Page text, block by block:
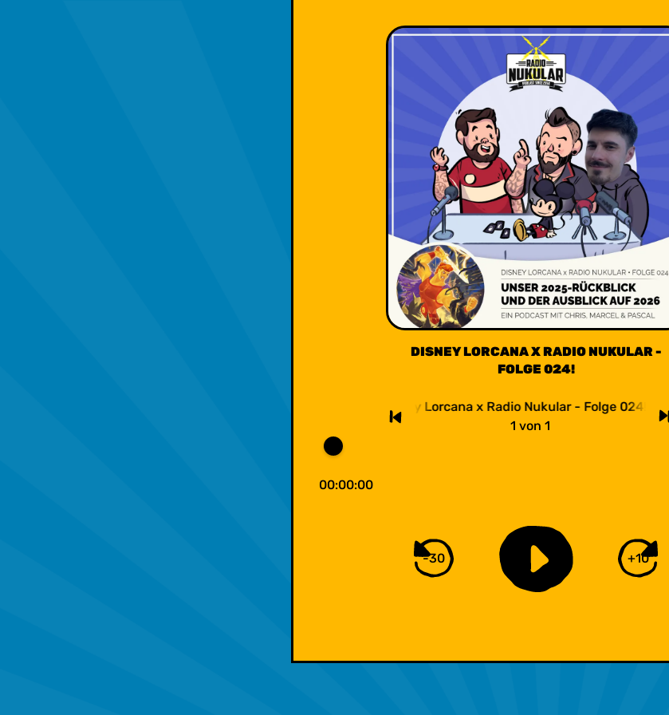
DISNEY LORCANA X RADIO NUKULAR -
FOLGE 024!
Disney Lorcana x Radio Nukular - Folge 024!
1 von 1
00:00:00
-30 +10